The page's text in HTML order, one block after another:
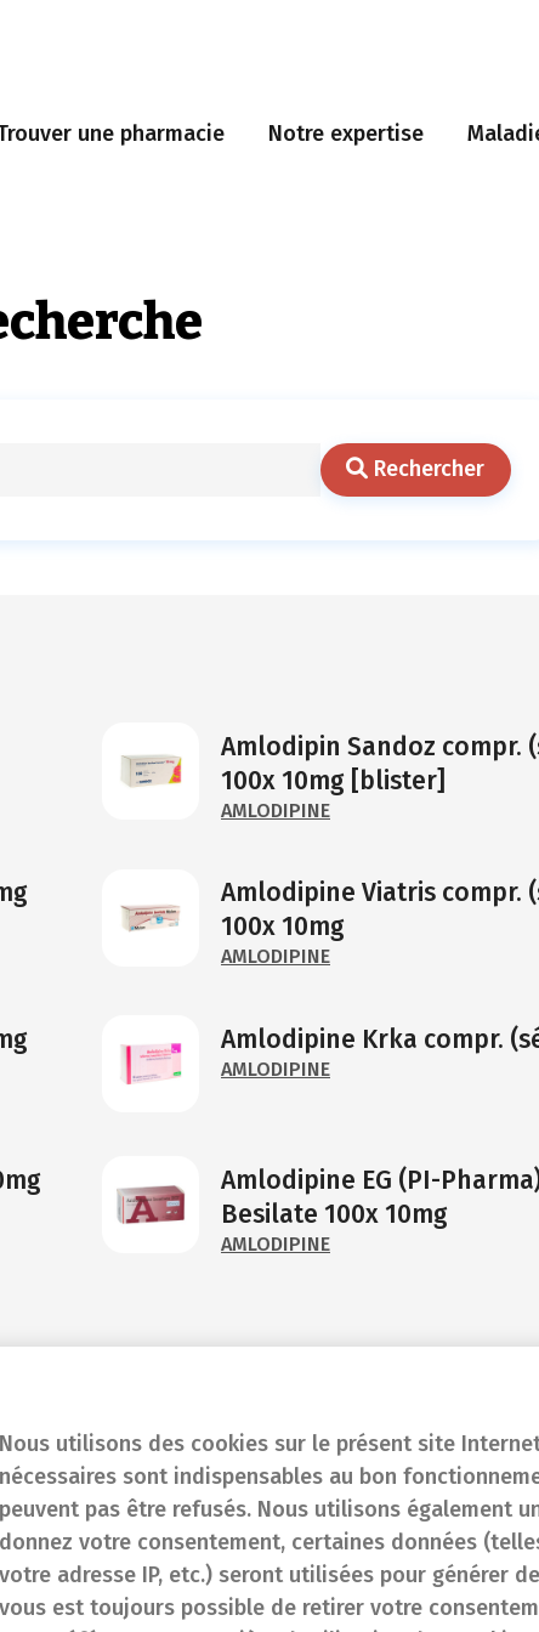
Nous utilisons des cookies sur le présent site
nécessaires sont indispensables au bon
peuvent pas être refusés. Nous utilisons également
donnez votre consentement, certaines données
votre adresse IP, etc.) seront utilisées pour générer
vous est toujours possible de retirer votre
une pharmacie Notre expertise
Rechercher
Amlodipin Sandoz compr.
100x 10mg [blister]
AMLODIPINE
Amlodipine Viatris compr.
100x 10mg
AMLODIPINE
Amlodipine Krka compr.
AMLODIPINE
Amlodipine EG (PI-
Besilate 100x 10mg
AMLODIPINE